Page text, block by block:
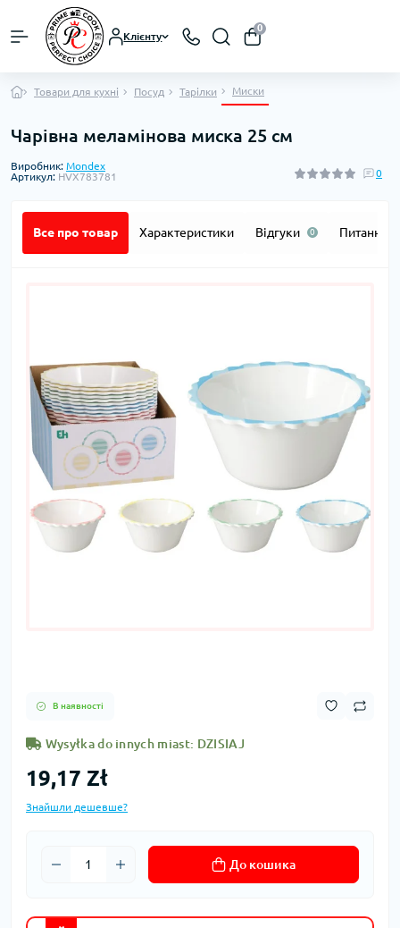
Клієнту
0
Товари для кухні Посуд Тарілки Миски
Чарівна меламінова миска 25 см
Виробник: Mondex
Артикул: HVX783781 0
Все про товар Характеристики Відгуки 0 Питання
В наявності
Wysyłka do innych miast: DZISIAJ
19,17 Zł
Знайшли дешевше?
До кошика